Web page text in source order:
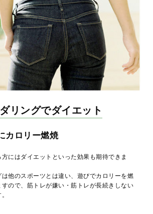
リングでダイエット
カロリー燃焼
にはダイエットといった効果も期待できま
他のスポーツとは違い、遊びでカロリーを燃
ので、筋トレが嫌い・筋トレが長続きしない